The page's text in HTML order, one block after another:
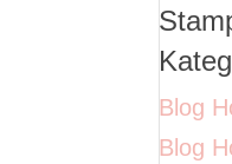
Blog
Blog